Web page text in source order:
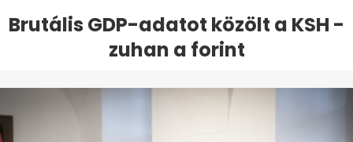
Brutális GDP-adatot közölt a KSH -
zuhan a forint